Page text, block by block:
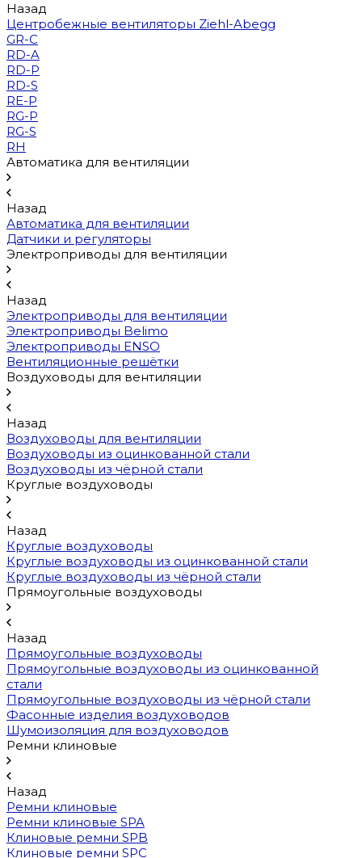
Назад
Центробежные вентиляторы Ziehl-Abegg
GR-C
RD-A
RD-P
RD-S
RE-P
RG-P
RG-S
RH
Автоматика для вентиляции
Назад
Автоматика для вентиляции
Датчики и регуляторы
Электроприводы для вентиляции
Назад
Электроприводы для вентиляции
Электроприводы Belimo
Электроприводы ENSO
Вентиляционные решётки
Воздуховоды для вентиляции
Назад
Воздуховоды для вентиляции
Воздуховоды из оцинкованной стали
Воздуховоды из чёрной стали
Круглые воздуховоды
Назад
Круглые воздуховоды
Круглые воздуховоды из оцинкованной стали
Круглые воздуховоды из чёрной стали
Прямоугольные воздуховоды
Назад
Прямоугольные воздуховоды
Прямоугольные воздуховоды из оцинкованной
стали
Прямоугольные воздуховоды из чёрной стали
Фасонные изделия воздуховодов
Шумоизоляция для воздуховодов
Ремни клиновые
Назад
Ремни клиновые
Ремни клиновые SPA
Клиновые ремни SPB
Клиновые ремни SPC